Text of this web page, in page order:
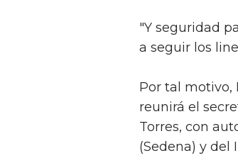
"Y seguridad
a seguir los
Por tal motivo,
reunirá el
Torres, con
(Sedena) y del